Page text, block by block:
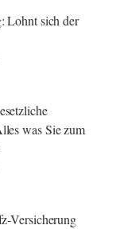
Lohnt sich der
was Sie zum
Versicherung